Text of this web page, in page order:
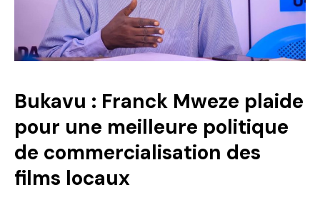
Bukavu : Franck Mweze plaide
pour une meilleure politique
de commercialisation des
films locaux